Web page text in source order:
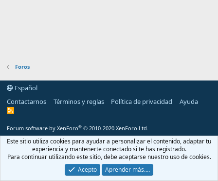
Foros
Español
Contactarnos
Términos y reglas Política de privacidad Ayuda
R
Forum software by XenForo® © 2010-2020 XenForo Ltd.
Este sitio utiliza cookies para ayudar a personalizar el contenido, adaptar tu
experiencia y mantenerte conectado si te has registrado.
Para continuar utilizando este sitio, debe aceptarse nuestro uso de cookies.
Acepto
Aprender más.…